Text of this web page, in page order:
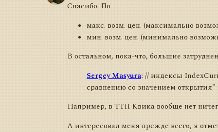
Спасибо. По
макс. возм. цен. (максимально
мин. возм. цен. (минимально
В остальном, пока-что, большие
Sergey Masyura: // индексы
сравнению со значением
Например, в ТТП Квика вообще нет
А интересовал меня прежде всего, я